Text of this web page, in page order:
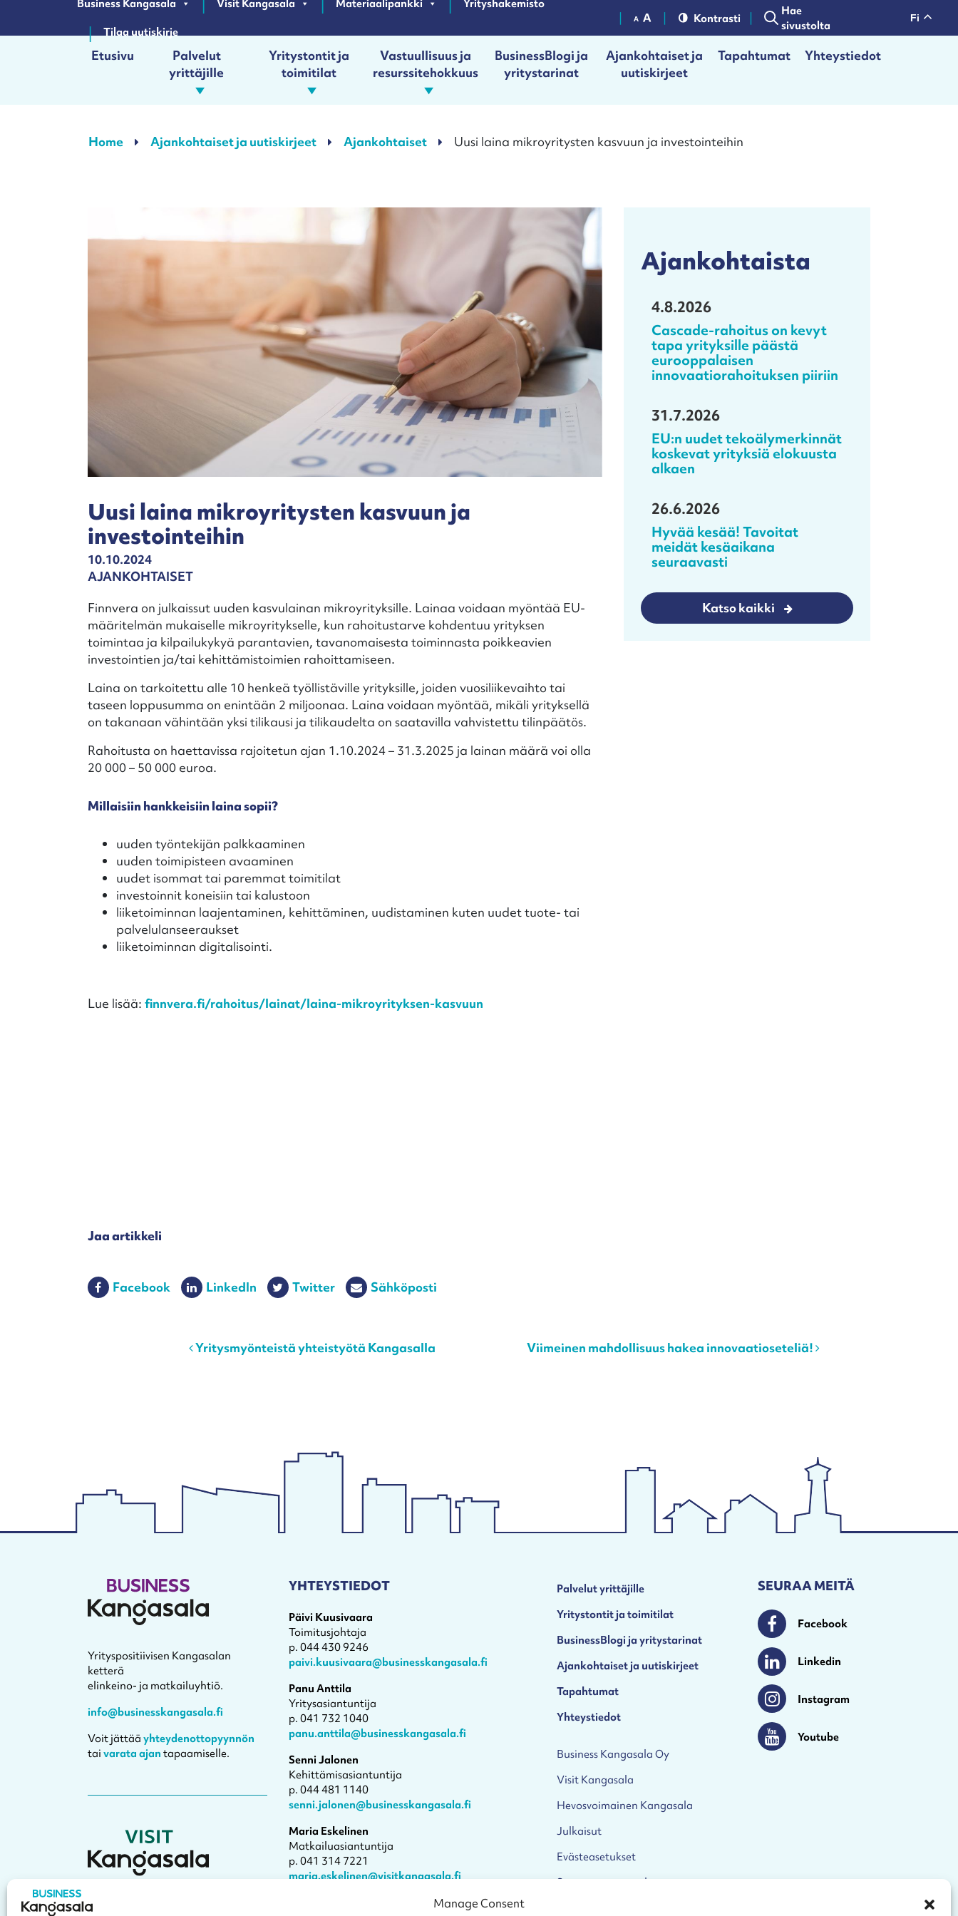
Manage Consent
Business Kangasala Visit Kangasala Materiaalipankki
Yrityshakemisto
Tilaa uutiskirje
Kontrasti
Hae
sivustolta
Päävalikko
Etusivu
Palvelut
yrittäjille
Yritystontit ja
toimitilat
Vastuullisuus ja
resurssitehokkuus
BusinessBlogi ja
yritystarinat
Ajankohtaiset ja
uutiskirjeet
Tapahtumat Yhteystiedot
Home Ajankohtaiset ja uutiskirjeet Ajankohtaiset Uusi laina mikroyritysten kasvuun ja investointeihin
Uusi laina mikroyritysten kasvuun ja
investointeihin
10.10.2024
AJANKOHTAISET
Finnvera on julkaissut uuden kasvulainan mikroyrityksille. Lainaa voidaan myöntää EU-
määritelmän mukaiselle mikroyritykselle, kun rahoitustarve kohdentuu yrityksen
toimintaa ja kilpailukykyä parantavien, tavanomaisesta toiminnasta poikkeavien
investointien ja/tai kehittämistoimien rahoittamiseen.
Laina on tarkoitettu alle 10 henkeä työllistäville yrityksille, joiden vuosiliikevaihto tai
taseen loppusumma on enintään 2 miljoonaa. Laina voidaan myöntää, mikäli yrityksellä
on takanaan vähintään yksi tilikausi ja tilikaudelta on saatavilla vahvistettu tilinpäätös.
Rahoitusta on haettavissa rajoitetun ajan 1.10.2024 – 31.3.2025 ja lainan määrä voi olla
20 000 – 50 000 euroa.
Millaisiin hankkeisiin laina sopii?
uuden työntekijän palkkaaminen
uuden toimipisteen avaaminen
uudet isommat tai paremmat toimitilat
investoinnit koneisiin tai kalustoon
liiketoiminnan laajentaminen, kehittäminen, uudistaminen kuten uudet tuote- tai
palvelulanseeraukset
liiketoiminnan digitalisointi.
Lue lisää: finnvera.fi/rahoitus/lainat/laina-mikroyrityksen-kasvuun
Jaa artikkeli
Facebook LinkedIn Twitter Sähköposti
Post navigation
Yritysmyönteistä yhteistyötä Kangasalla Viimeinen mahdollisuus hakea innovaatioseteliä!
Ajankohtaista
4.8.2026
Cascade-rahoitus on kevyt
tapa yrityksille päästä
eurooppalaisen
innovaatiorahoituksen piiriin
31.7.2026
EU:n uudet tekoälymerkinnät
koskevat yrityksiä elokuusta
alkaen
26.6.2026
Hyvää kesää! Tavoitat
meidät kesäaikana
seuraavasti
Katso kaikki
Yrityspositiivisen Kangasalan
ketterä
elinkeino- ja matkailuyhtiö.
info@businesskangasala.fi
Voit jättääyhteydenottopyynnön
taivarata ajantapaamiselle.
Visit Kangasala on oppaasi
YHTEYSTIEDOT
Päivi Kuusivaara
Toimitusjohtaja
p. 044 430 9246
paivi.kuusivaara@businesskangasala.fi
Panu Anttila
Yritysasiantuntija
p. 041 732 1040
panu.anttila@businesskangasala.fi
Senni Jalonen
Kehittämisasiantuntija
p. 044 481 1140
senni.jalonen@businesskangasala.fi
Maria Eskelinen
Matkailuasiantuntija
p. 041 314 7221
maria.eskelinen@visitkangasala.fi
Palvelut yrittäjille
Yritystontit ja toimitilat
BusinessBlogi ja yritystarinat
Ajankohtaiset ja uutiskirjeet
Tapahtumat
Yhteystiedot
Business Kangasala Oy
Visit Kangasala
Hevosvoimainen Kangasala
Julkaisut
Evästeasetukset
Saavutettavuusseloste
SEURAA MEITÄ
FacebookFacebook
LinkedinLinkedin
InstagramInstagram
Youtube Youtube
fi